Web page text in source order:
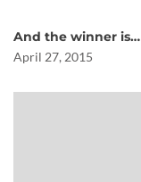
And the winner is…
April 27, 2015